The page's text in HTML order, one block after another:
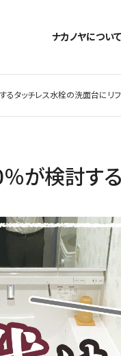
ナカノヤについて
タッチレス水栓の洗面台にリ
が検討す